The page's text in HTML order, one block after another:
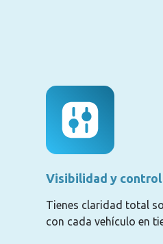
Visibilidad y control
Tienes claridad total
con cada vehículo en